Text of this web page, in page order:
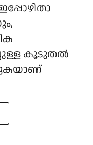
കൂടുതൽ